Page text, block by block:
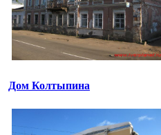
Дом Колтыпина